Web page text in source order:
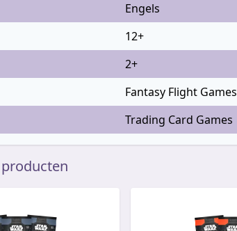
Engels
12+
2+
Fantasy Flight Games
Trading Card Games